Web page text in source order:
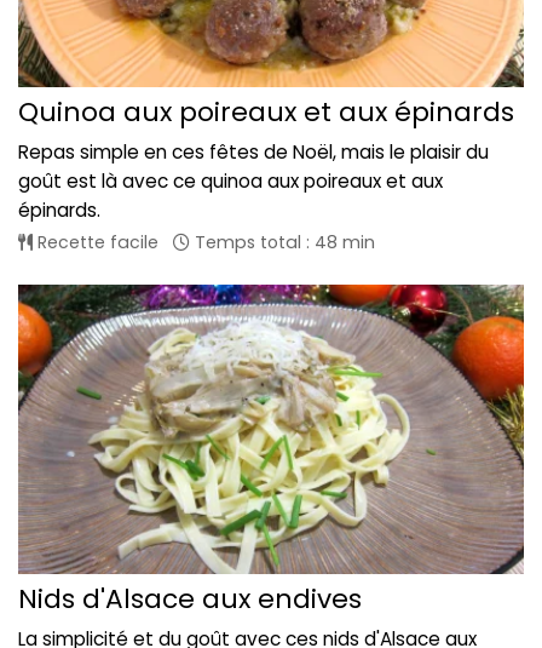
Quinoa aux poireaux et aux épinards
Repas simple en ces fêtes de Noël, mais le plaisir du
goût est là avec ce quinoa aux poireaux et aux
épinards.
Recette facile Temps total : 48 min
Nids d'Alsace aux endives
La simplicité et du goût avec ces nids d'Alsace aux